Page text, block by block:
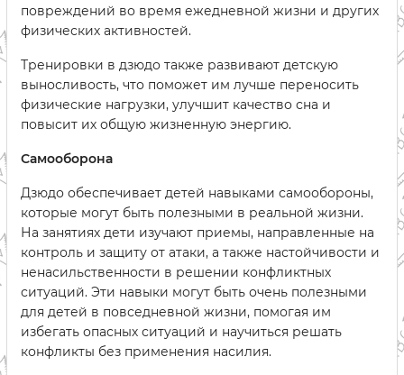
повреждений во время ежедневной жизни и других
физических активностей.
Тренировки в дзюдо также развивают детскую
выносливость, что поможет им лучше переносить
физические нагрузки, улучшит качество сна и
повысит их общую жизненную энергию.
Самооборона
Дзюдо обеспечивает детей навыками самообороны,
которые могут быть полезными в реальной жизни.
На занятиях дети изучают приемы, направленные на
контроль и защиту от атаки, а также настойчивости и
ненасильственности в решении конфликтных
ситуаций. Эти навыки могут быть очень полезными
для детей в повседневной жизни, помогая им
избегать опасных ситуаций и научиться решать
конфликты без применения насилия.